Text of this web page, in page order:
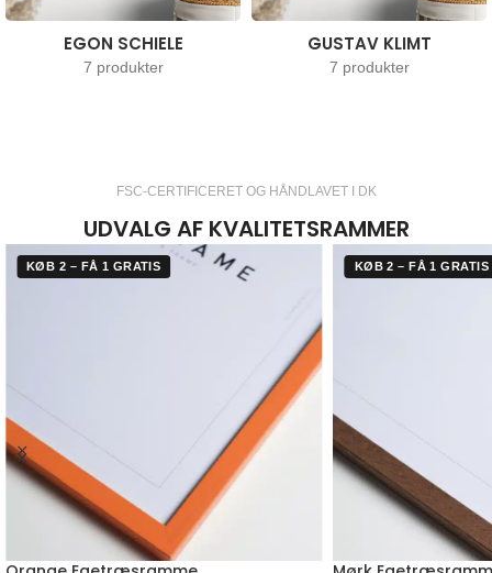
EGON SCHIELE
7 produkter
GUSTAV KLIMT
7 produkter
FSC-CERTIFICERET OG HÅNDLAVET I DK
UDVALG AF KVALITETSRAMMER
KØB 2 – FÅ 1 GRATIS KØB 2 – FÅ 1 GRATIS